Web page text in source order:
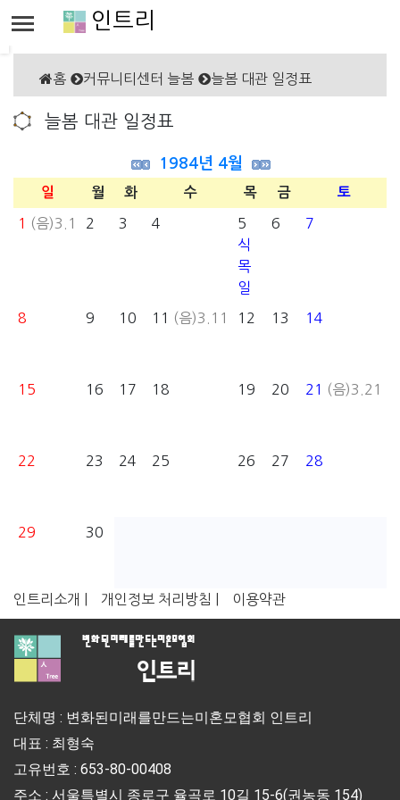
인트리
홈 커뮤니티센터 늘봄 늘봄 대관 일정표
늘봄 대관 일정표
1984년 4월
일 월 화 수 목 금 토
1 (음)3.1 2 3 4
5
식
목
일
6 7
8 9 10 11 (음)3.11 12 13 14
15 16 17 18 19 20 21 (음)3.21
22 23 24 25 26 27 28
29 30
인트리소개 | 개인정보 처리방침 | 이용약관
단체명 : 변화된미래를만드는미혼모협회 인트리
대표 : 최형숙
고유번호 : 653-80-00408
주소 : 서울특별시 종로구 율곡로 10길 15-6(권농동 154)